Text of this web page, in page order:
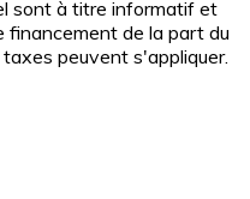
sont à titre informatif et
de la part du
peuvent s'appliquer.